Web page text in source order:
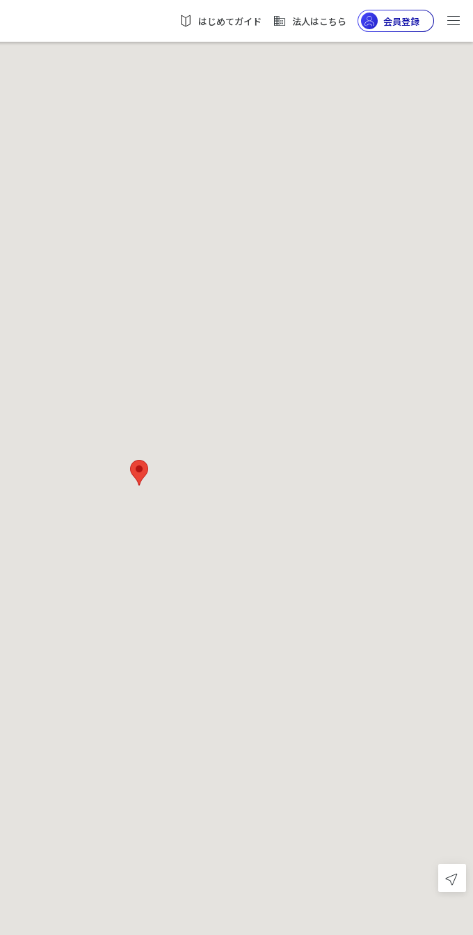
はじめてガイド 法人はこちら 会員登録